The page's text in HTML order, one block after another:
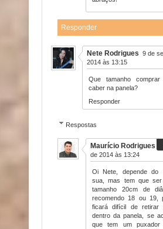
Responder
Nete Rodrigues 9 de
2014 às 13:15
Que tamanho
caber na panela?
Responder
Respostas
Maurício Rodrigues
de 2014 às 13:24
Oi Nete, depende do
sua, mas tem que
tamanho 20cm de
recomendo 18 ou 19,
ficará difícil de retirar
dentro da panela, se
que tem um